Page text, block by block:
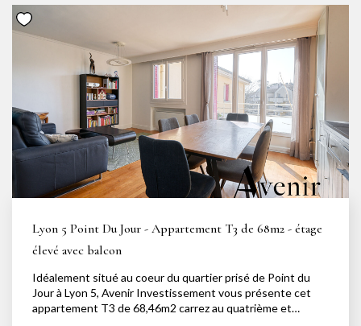
commerces, écoles et transports (bus & métro). Local
vélos.
Lyon 5 Point Du Jour - Appartement T3 de 68m2 - étage
élevé avec balcon
Idéalement situé au coeur du quartier prisé de Point du
Jour à Lyon 5, Avenir Investissement vous présente cet
appartement T3 de 68,46m2 carrez au quatrième et